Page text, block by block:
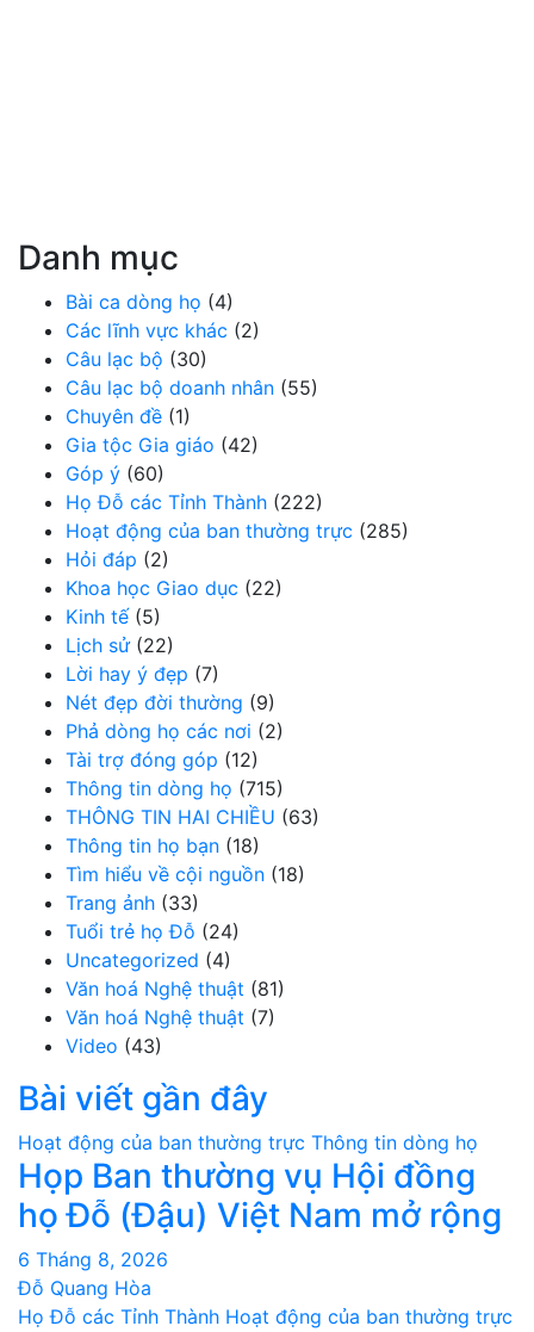
Danh mục
Bài ca dòng họ (4)
Các lĩnh vực khác (2)
Câu lạc bộ (30)
Câu lạc bộ doanh nhân (55)
Chuyên đề (1)
Gia tộc Gia giáo (42)
Góp ý (60)
Họ Đỗ các Tỉnh Thành (222)
Hoạt động của ban thường trực (285)
Hỏi đáp (2)
Khoa học Giao dục (22)
Kinh tế(5)
Lịch sử(22)
Lời hay ý đẹp (7)
Nét đẹp đời thường (9)
Phả dòng họ các nơi (2)
Tài trợ đóng góp (12)
Thông tin dòng họ (715)
THÔNG TIN HAI CHIỀU (63)
Thông tin họ bạn (18)
Tìm hiểu về cội nguồn (18)
Trang ảnh (33)
Tuổi trẻ họ Đỗ (24)
Uncategorized (4)
Văn hoá Nghệ thuật (81)
Văn hoá Nghệ thuật (7)
Video (43)
Bài viết gần đây
Hoạt động của ban thường trực Thông tin dòng họ
Họp Ban thường vụ Hội đồng
họ Đỗ (Đậu) Việt Nam mở rộng
6 Tháng 8, 2026
Đỗ Quang Hòa
Họ Đỗ các Tỉnh Thành Hoạt động của ban thường trực